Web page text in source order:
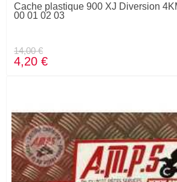
Cache plastique 900 XJ Diversion
00 01 02 03
14,00 €
4,20 €